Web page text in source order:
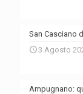
San Casciano
3 Agosto
Ampugnano: